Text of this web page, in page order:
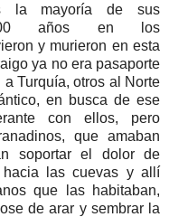
la mayoría de sus
años en los
y murieron en esta
ya no era pasaporte
Turquía, otros al Norte
en busca de ese
con ellos, pero
que amaban
soportar el dolor de
hacia las cuevas y allí
que las habitaban,
de arar y sembrar la